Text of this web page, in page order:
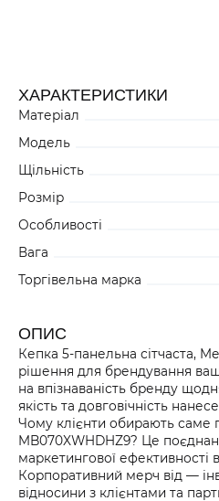
ЖОВТИЙ
СІРИЙ MB070XLHZZZ9
ЧЕРВОНИЙ
СИНІЙ MB070XRBZZZ9
ХАРАКТЕРИСТИКИ
Матеріал
Модель
Щільність
Розмір
Особливості
Вага
Торгівельна марка
ОПИС
Кепка 5-панельна сітчаста,
рішення для брендування
на впізнаваність бренду
якість та довговічність
Чому клієнти обирають саме
MB070XWHDHZ9? Це
маркетингової ефективності
Корпоративний мерч від —
відносини з клієнтами та